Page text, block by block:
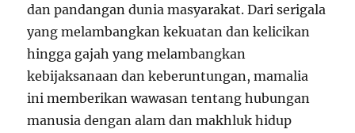
dan pandangan dunia masyarakat. Dari serigala
yang melambangkan kekuatan dan kelicikan
hingga gajah yang melambangkan
kebijaksanaan dan keberuntungan, mamalia
ini memberikan wawasan tentang hubungan
manusia dengan alam dan makhluk hidup